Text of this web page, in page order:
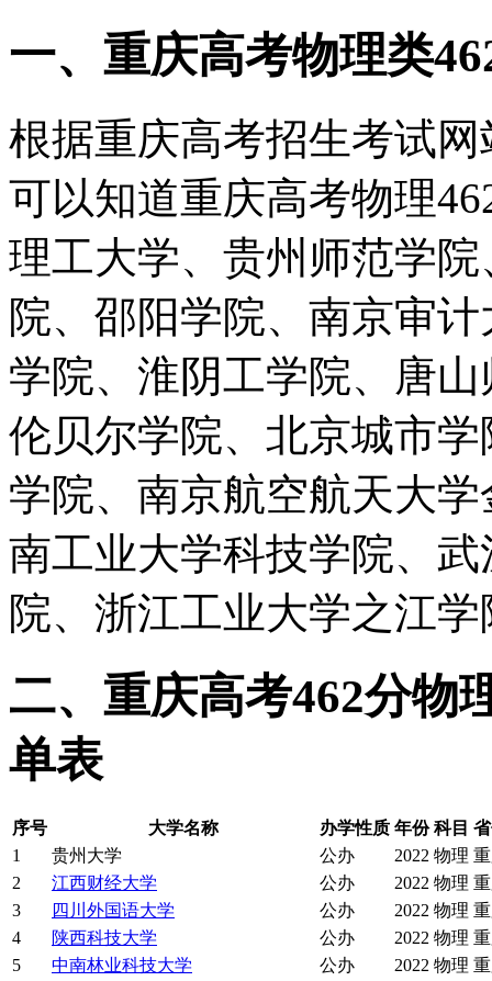
一、重庆高考物理类
根据重庆高考招生考试
可以知道重庆高考物理
理工大学、贵州师范学
院、邵阳学院、南京审
学院、淮阴工学院、唐
伦贝尔学院、北京城市
学院、南京航空航天大
南工业大学科技学院、
院、浙江工业大学之江
二、重庆高考462分物
单表
序号 大学名称 办学性质 年份 科目
1
贵州大学 公办 2022 物理
2
江西财经大学 公办 2022 物理
3
四川外国语大学 公办 2022 物理
4
陕西科技大学 公办 2022 物理
5
中南林业科技大学 公办 2022 物理